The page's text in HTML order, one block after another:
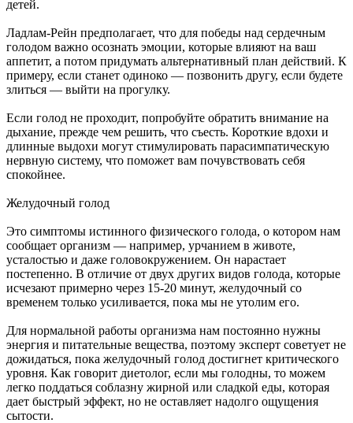
детей.
Ладлам-Рейн предполагает, что для победы над сердечным
голодом важно осознать эмоции, которые влияют на ваш
аппетит, а потом придумать альтернативный план действий. К
примеру, если станет одиноко — позвонить другу, если будете
злиться — выйти на прогулку.
Если голод не проходит, попробуйте обратить внимание на
дыхание, прежде чем решить, что съесть. Короткие вдохи и
длинные выдохи могут стимулировать парасимпатическую
нервную систему, что поможет вам почувствовать себя
спокойнее.
Желудочный голод
Это симптомы истинного физического голода, о котором нам
сообщает организм — например, урчанием в животе,
усталостью и даже головокружением. Он нарастает
постепенно. В отличие от двух других видов голода, которые
исчезают примерно через 15-20 минут, желудочный со
временем только усиливается, пока мы не утолим его.
Для нормальной работы организма нам постоянно нужны
энергия и питательные вещества, поэтому эксперт советует не
дожидаться, пока желудочный голод достигнет критического
уровня. Как говорит диетолог, если мы голодны, то можем
легко поддаться соблазну жирной или сладкой еды, которая
дает быстрый эффект, но не оставляет надолго ощущения
сытости.